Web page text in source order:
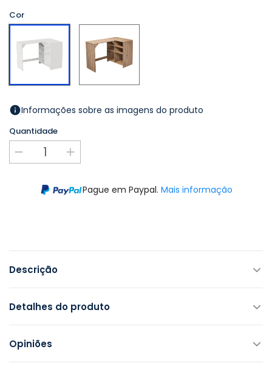
Cor
Branco Efeito
Informações sobre as imagens do produto
Quantidade
Pague em Paypal. Mais informação
Descrição
Detalhes do produto
Opiniões